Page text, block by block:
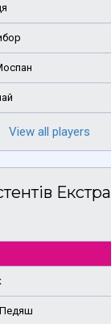
View all players